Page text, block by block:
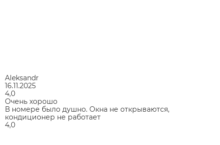
Aleksandr
16.11.2025
4,0
Очень хорошо
В номере было душно. Окна не открываются,
кондиционер не работает
4,0